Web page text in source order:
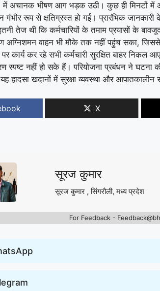
अचानक भीषण आग भड़क उठी। कुछ ही मिनटों में
गंभीर रूप से क्षतिग्रस्त हो गई। प्रारंभिक
तेज थी कि कर्मचारियों के तमाम प्रयासों के
अग्निशमन वाहन भी मौके तक नहीं पहुंच सका,
कार्य कर रहे सभी कर्मचारी सुरक्षित बाहर
स्पष्ट नहीं हो सके हैं। परियोजना प्रबंधन ने
हादसा खदानों में सुरक्षा व्यवस्था और
X
सूरज कुमार
सूरज कुमार , सिंगरौली, मध्य प्रदेश
For Feedback -